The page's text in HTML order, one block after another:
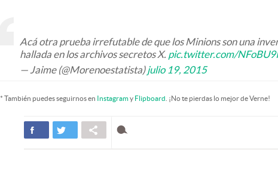
Acá otra prueba irrefutable de que los Minions son una
hallada en los archivos secretos X. pic.twitter.com/
— Jaime (@Morenoestatista)julio 19, 2015
* También puedes seguirnos en Instagramy Flipboard . ¡No te pierdas lo mejor de Verne!